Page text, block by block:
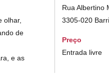
Rua Albertino
3305-020
Preço
Entrada livre
olhar,
de
e as